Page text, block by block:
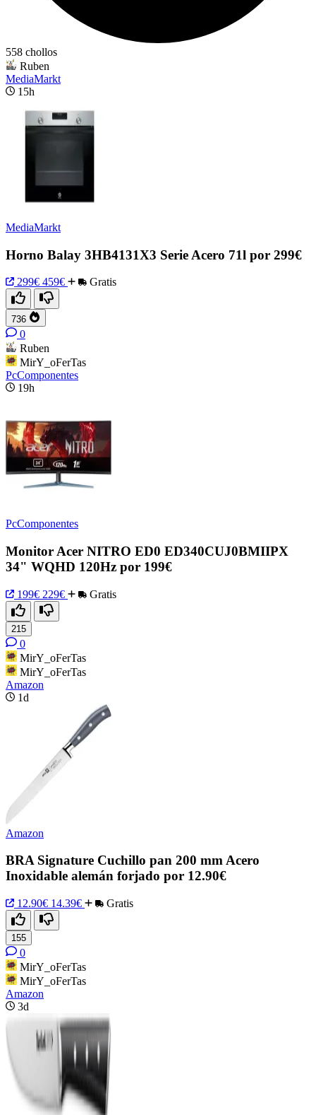
558 chollos
Ruben
MediaMarkt
15h
MediaMarkt
Horno Balay 3HB4131X3 Serie Acero 71l por 299€
299€ 459€ Gratis
736
0
Ruben
MirY_oFerTas
PcComponentes
19h
PcComponentes
Monitor Acer NITRO ED0 ED340CUJ0BMIIPX
34" WQHD 120Hz por 199€
199€ 229€ Gratis
215
0
MirY_oFerTas
MirY_oFerTas
Amazon
1d
Amazon
BRA Signature Cuchillo pan 200 mm Acero
Inoxidable alemán forjado por 12.90€
12.90€ 14.39€ Gratis
155
0
MirY_oFerTas
MirY_oFerTas
Amazon
3d